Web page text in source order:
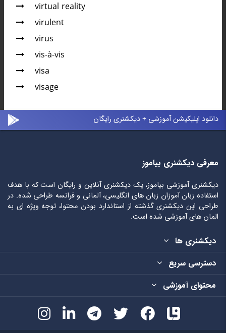
virtual reality
virulent
virus
vis-à-vis
visa
visage
دانلود اپلیکیشن آموزشی + دیکشنری رایگان
معرفی دیکشنری بیاموز
دیکشنری آموزشی بیاموز، یک دیکشنری آنلاین و رایگان است که با هدف
استفاده زبان آموزان زبان های انگلیسی، آلمانی و فرانسه طراحی شده. در
طراحی این دیکشنری گذشته از استاندارد بودن محتوا، توجه ویژه ای به
المان های آموزشی شده است.
دیکشنری ها
دسترسی سریع
محتوای آموزشی